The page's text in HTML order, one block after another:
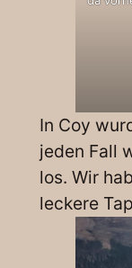
In Coy
jeden Fall
los. Wir
leckere